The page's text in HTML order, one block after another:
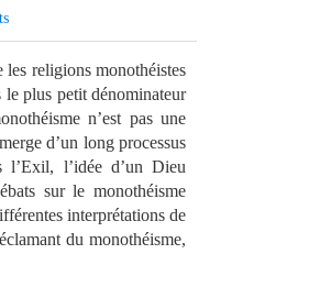
les religions monothéistes
le plus petit dénominateur
n’est pas une
d’un long processus
l’Exil, l’idée d’un Dieu
sur le monothéisme
interprétations de
du monothéisme,